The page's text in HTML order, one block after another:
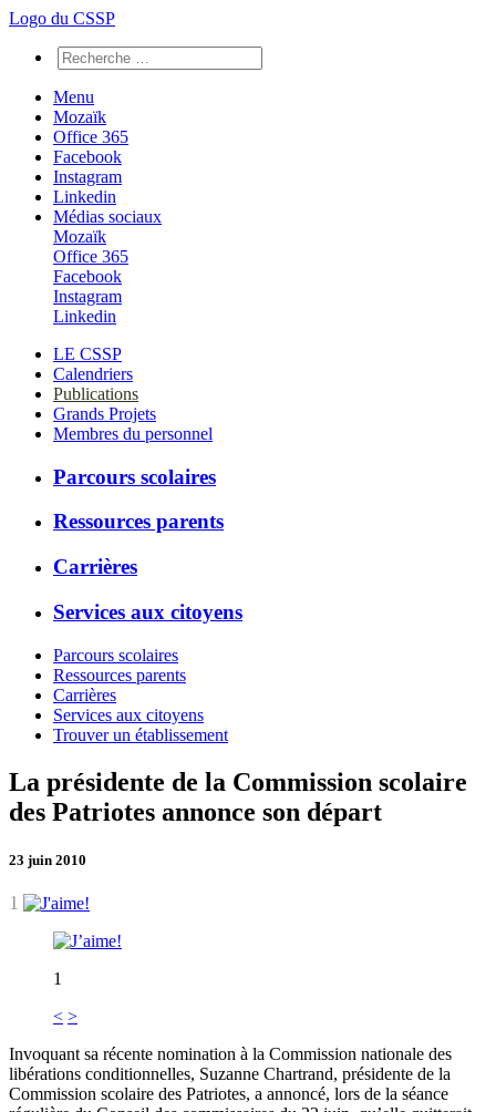
Logo du CSSP
Menu
Mozaïk
Office 365
Facebook
Instagram
Linkedin
Médias sociaux
Mozaïk
Office 365
Facebook
Instagram
Linkedin
LE CSSP
Calendriers
Publications
Grands Projets
Membres du personnel
Parcours scolaires
Ressources parents
Carrières
Services aux citoyens
Parcours scolaires
Ressources parents
Carrières
Services aux citoyens
Trouver un établissement
La présidente de la Commission scolaire
des Patriotes annonce son départ
23 juin 2010
1
1
< >
Invoquant sa récente nomination à la Commission nationale des
libérations conditionnelles, Suzanne Chartrand, présidente de la
Commission scolaire des Patriotes, a annoncé, lors de la séance